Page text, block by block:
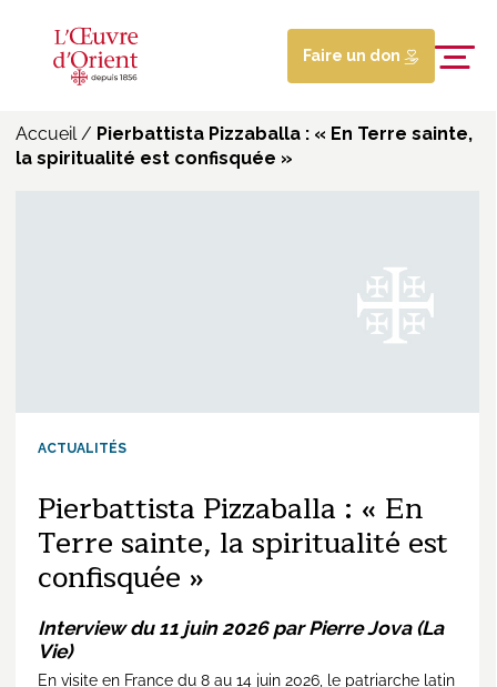
Faire un don
Accueil/ Pierbattista Pizzaballa : « En Terre sainte,
la spiritualité est confisquée »
ACTUALITÉS
Pierbattista Pizzaballa : « En
Terre sainte, la spiritualité est
confisquée »
Interview du 11 juin 2026 parPierre Jova (La
Vie)
En visite en France du 8 au 14 juin 2026, le patriarche latin